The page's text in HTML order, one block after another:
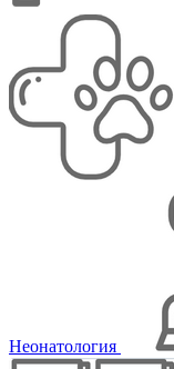
Неонатология